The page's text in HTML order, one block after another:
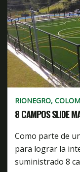
RIONEGRO,
8 CAMPOS SLIDE
Como parte de
para lograr la
suministrado 8